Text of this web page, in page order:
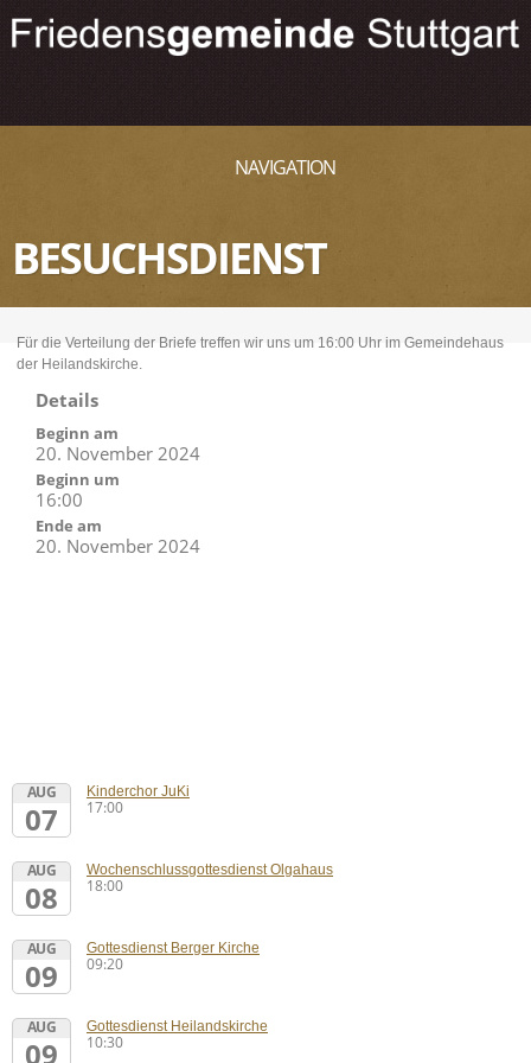
NAVIGATION
BESUCHSDIENST
Für die Verteilung der Briefe treffen wir uns um 16:00 Uhr im Gemeindehaus
der Heilandskirche.
Details
Beginn am
20. November 2024
Beginn um
16:00
Ende am
20. November 2024
AUG
07
Kinderchor JuKi
17:00
AUG
08
Wochenschlussgottesdienst Olgahaus
18:00
AUG
09
Gottesdienst Berger Kirche
09:20
AUG
09
Gottesdienst Heilandskirche
10:30